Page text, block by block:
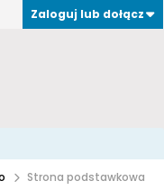
Zaloguj lub dołącz
Strona podstawkowa